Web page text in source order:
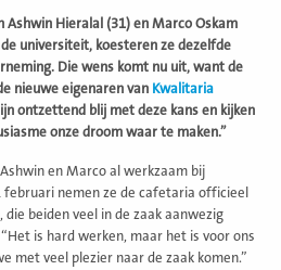
Ashwin Hieralal (31) en Marco Oskam
universiteit, koesteren ze dezelfde
Die wens komt nu uit, want de
nieuwe eigenaren van Kwalitaria
ontzettend blij met deze kans en kijken
onze droom waar te maken.”
en Marco al werkzaam bij
nemen ze de cafetaria officieel
die beiden veel in de zaak aanwezig
is hard werken, maar het is voor ons
met veel plezier naar de zaak komen.”